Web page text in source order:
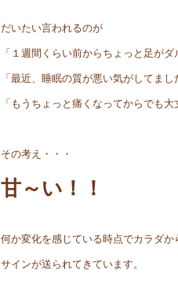
だいたい言われるのが
「１週間くらい前からちょっと足がダ
「最近、睡眠の質が悪い気がしてまし
「もうちょっと痛くなってからでも
その考え・・・
甘～い！！
何か変化を感じている時点でカラダか
サインが送られてきています。